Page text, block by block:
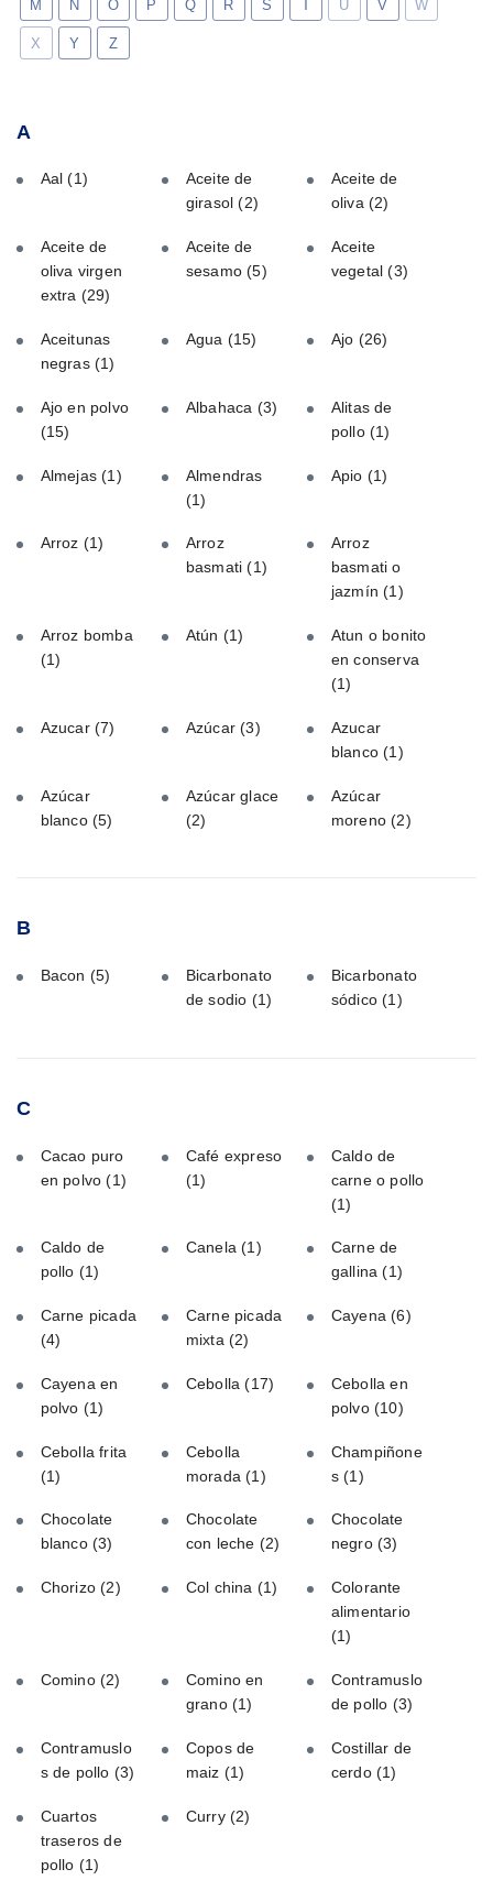
M N O P Q R S U V W
X Y Z
A
Aal(1)
Aceite de
girasol(2)
Aceite de
oliva(2)
Aceite de
oliva virgen
extra (29)
Aceite de
sesamo(5)
Aceite
vegetal(3)
Aceitunas
negras (1)
Agua (15) Ajo (26)
Ajo en polvo
(15)
Albahaca (3)
Alitas de
pollo(1)
Almejas(1)
Almendras
(1)
Apio (1)
Arroz (1)
Arroz
basmati(1)
Arroz
basmati o
jazmín(1)
Arroz bomba
(1)
Atún (1)
Atun o bonito
en conserva
(1)
Azucar (7) Azúcar(3)
Azucar
blanco(1)
Azúcar
blanco (5)
Azúcar glace
(2)
Azúcar
moreno(2)
B
Bacon (5)
Bicarbonato
de sodio (1)
Bicarbonato
sódico(1)
C
Cacao puro
en polvo(1)
Café expreso
(1)
Caldo de
carne o pollo
(1)
Caldo de
pollo (1)
Canela(1)
Carne de
gallina(1)
Carne picada
(4)
Carne picada
mixta (2)
Cayena(6)
Cayena en
polvo (1)
Cebolla(17)
Cebolla en
polvo(10)
Cebolla frita
(1)
Cebolla
morada(1)
Champiñone
s(1)
Chocolate
blanco (3)
Chocolate
con leche (2)
Chocolate
negro(3)
Chorizo(2) Col china (1)
Colorante
alimentario
(1)
Comino (2)
Comino en
grano (1)
Contramuslo
de pollo (3)
Contramuslo
s de pollo (3)
Copos de
maiz (1)
Costillar de
cerdo(1)
Cuartos
traseros de
pollo (1)
Curry (2)